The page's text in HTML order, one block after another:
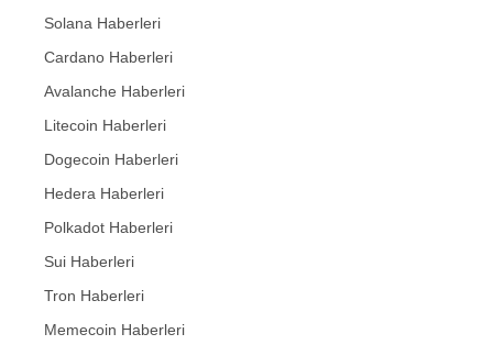
Solana Haberleri
Cardano Haberleri
Avalanche Haberleri
Litecoin Haberleri
Dogecoin Haberleri
Hedera Haberleri
Polkadot Haberleri
Sui Haberleri
Tron Haberleri
Memecoin Haberleri